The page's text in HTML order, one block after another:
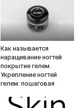
Как называется
наращивание ногтей
покрытие гелем.
Укрепление ногтей
гелем: пошаговая